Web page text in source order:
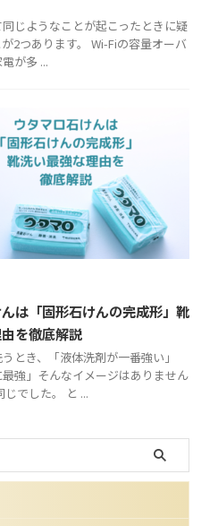
じようなことが起こったときに疑
2つあります。 Wi-Fiの容量オーバ
が多 ...
は「固形石けんの完成形」靴
を徹底解説
とき、「液体洗剤が一番強い」
最強」そんなイメージはありません
でした。 と ...